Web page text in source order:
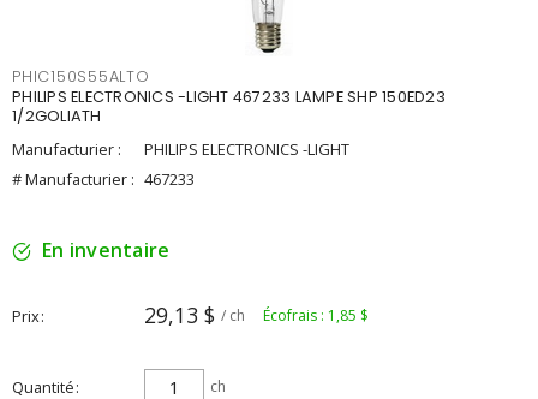
PHIC150S55ALTO
PHILIPS ELECTRONICS -LIGHT 467233 LAMPE SHP 150ED23
1/2GOLIATH
Manufacturier :
PHILIPS ELECTRONICS -LIGHT
# Manufacturier : 467233
En inventaire
Prix 29,13 $ / ch Écofrais : 1,85 $
Quantité ch